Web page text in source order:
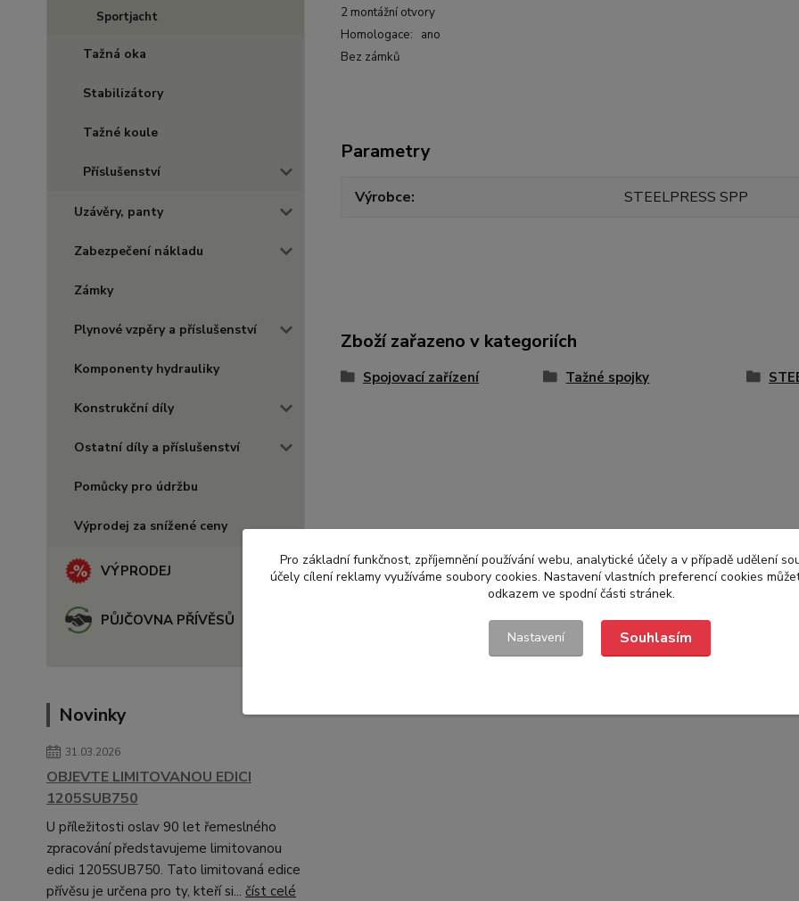
Sportjacht
Tažná oka
Stabilizátory
Tažné koule
Příslušenství
Uzávěry, panty
Zabezpečení nákladu
Zámky
Plynové vzpěry a příslušenství
Komponenty hydrauliky
Konstrukční díly
Ostatní díly a příslušenství
Pomůcky pro údržbu
Výprodej za snížené ceny
VÝPRODEJ
PŮJČOVNA PŘÍVĚSŮ
Novinky
31.03.2026
OBJEVTE LIMITOVANOU EDICI
1205SUB750
U příležitosti oslav 90 let řemeslného
zpracování představujeme limitovanou
edici 1205SUB750. Tato limitovaná edice
přívěsu je určena pro ty, kteří si... číst celé
2 montážní otvory
Homologace: ano
Bez zámků
Parametry
Výrobce STEELPRESS SPP
Zboží zařazeno v kategoriích
Spojovací zařízení Tažné spojky
Pro základní funkčnost, zpříjemnění používání webu, analytické účely a v případě udělení
účely cílení reklamy využíváme soubory cookies. Nastavení vlastních preferencí cookies
odkazem ve spodní části stránek.
Nastavení Souhlasím